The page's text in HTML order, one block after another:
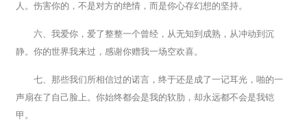
人。伤害你的，不是对方的绝情，而是你心存幻想的坚持。
六、我爱你，爱了整整一个曾经，从无知到成熟，从冲动到沉
静。你的世界我来过，感谢你赠我一场空欢喜。
七、那些我们所相信过的诺言，终于还是成了一记耳光，啪的一
声扇在了自己脸上。你始终都会是我的软肋，却永远都不会是我铠
甲。